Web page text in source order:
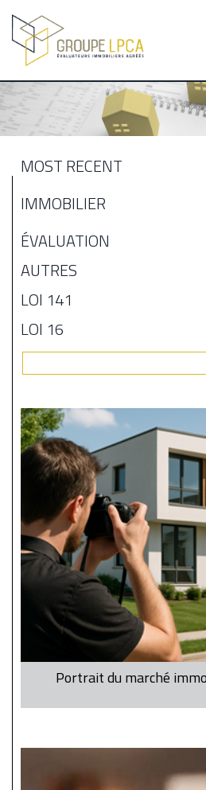
Skip
to
main
Main
navigation
BLOGUE
MOST RECENT
IMMOBILIER
ÉVALUATION
AUTRES
LOI 141
LOI 16
Portrait du marché